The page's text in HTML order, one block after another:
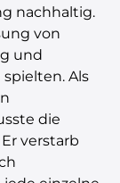
nachhaltig.
von
und
Als
die
verstarb